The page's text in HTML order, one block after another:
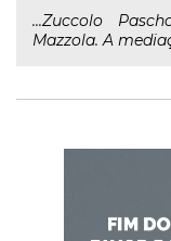
...Zuccolo
Mazzola. A